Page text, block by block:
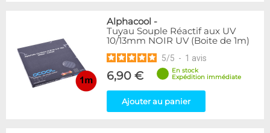
Alphacool -
Tuyau Souple Réactif aux UV
10/13mm NOIR UV (Boite de 1m)
5/5 - 1 avis
6,90 €
En stock
Expédition immédiate
Ajouter au panier